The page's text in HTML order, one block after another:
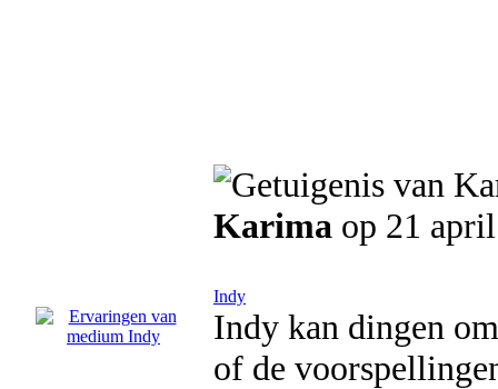
Karima op 21
Indy
Indy kan dingen
of de